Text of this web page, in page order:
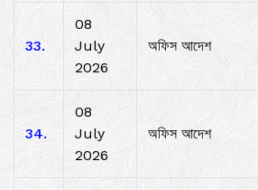
33.
08
July
2026
অফিস আদেশ
34.
08
July
2026
অফিস আদেশ